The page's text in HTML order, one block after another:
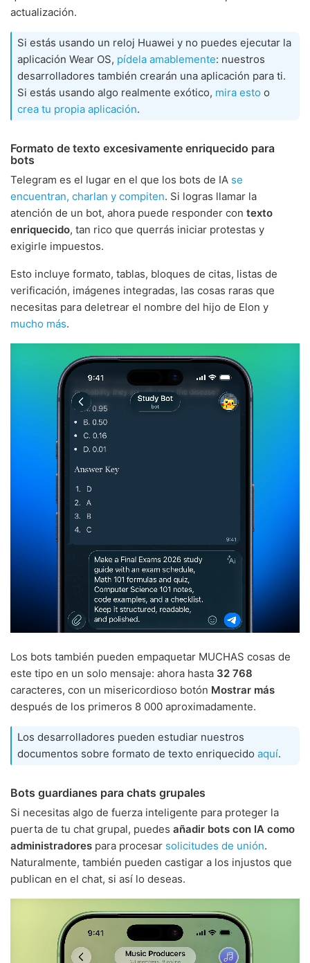
actualización.
Si estás usando un reloj Huawei y no puedes ejecutar la
aplicación Wear OS, pídela amablemente: nuestros
desarrolladores también crearán una aplicación para ti.
Si estás usando algo realmente exótico, mira esto o
crea tu propia aplicación.
Formato de texto excesivamente enriquecido para
bots
Telegram es el lugar en el que los bots de IA se
encuentran, charlan y compiten. Si logras llamar la
atención de un bot, ahora puede responder con texto
enriquecido, tan rico que querrás iniciar protestas y
exigirle impuestos.
Esto incluye formato, tablas, bloques de citas, listas de
verificación, imágenes integradas, las cosas raras que
necesitas para deletrear el nombre del hijo de Elon y
mucho más.
Los bots también pueden empaquetar MUCHAS cosas de
este tipo en un solo mensaje: ahora hasta 32 768
caracteres, con un misericordioso botón Mostrar más
después de los primeros 8 000 aproximadamente.
Los desarrolladores pueden estudiar nuestros
documentos sobre formato de texto enriquecido aquí.
Bots guardianes para chats grupales
Si necesitas algo de fuerza inteligente para proteger la
puerta de tu chat grupal, puedes añadir bots con IA como
administradores para procesar solicitudes de unión.
Naturalmente, también pueden castigar a los injustos que
publican en el chat, si así lo deseas.